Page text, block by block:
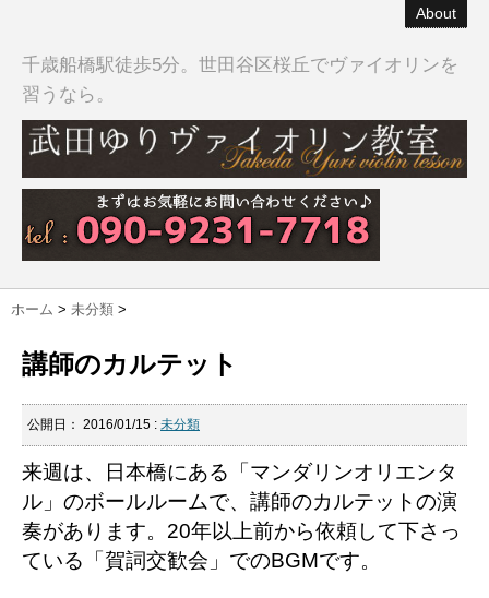
About
千歳船橋駅徒歩5分。世田谷区桜丘でヴァイオリンを
習うなら。
ホーム > 未分類 >
講師のカルテット
公開日： 2016/01/15 : 未分類
来週は、日本橋にある「マンダリンオリエンタ
ル」のボールルームで、講師のカルテットの演
奏があります。20年以上前から依頼して下さっ
ている「賀詞交歓会」でのBGMです。